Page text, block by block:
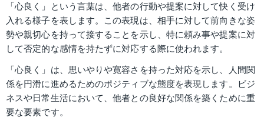
「心良く」という言葉は、他者の行動や提案に対して快く受け
入れる様子を表します。この表現は、相手に対して前向きな姿
勢や親切心を持って接することを示し、特に頼み事や提案に対
して否定的な感情を持たずに対応する際に使われます。
「心良く」は、思いやりや寛容さを持った対応を示し、人間関
係を円滑に進めるためのポジティブな態度を表現します。ビジ
ネスや日常生活において、他者との良好な関係を築くために重
要な要素です。